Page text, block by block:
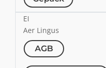
EI
Aer Lingus
AGB